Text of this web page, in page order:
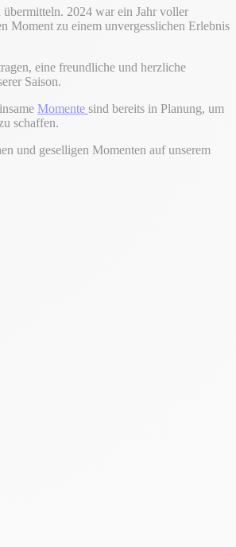
übermitteln. 2024 war ein Jahr voller
Moment zu einem unvergesslichen Erlebnis
eine freundliche und herzliche
Saison.
Momente sind bereits in Planung, um
schaffen.
und geselligen Momenten auf unserem